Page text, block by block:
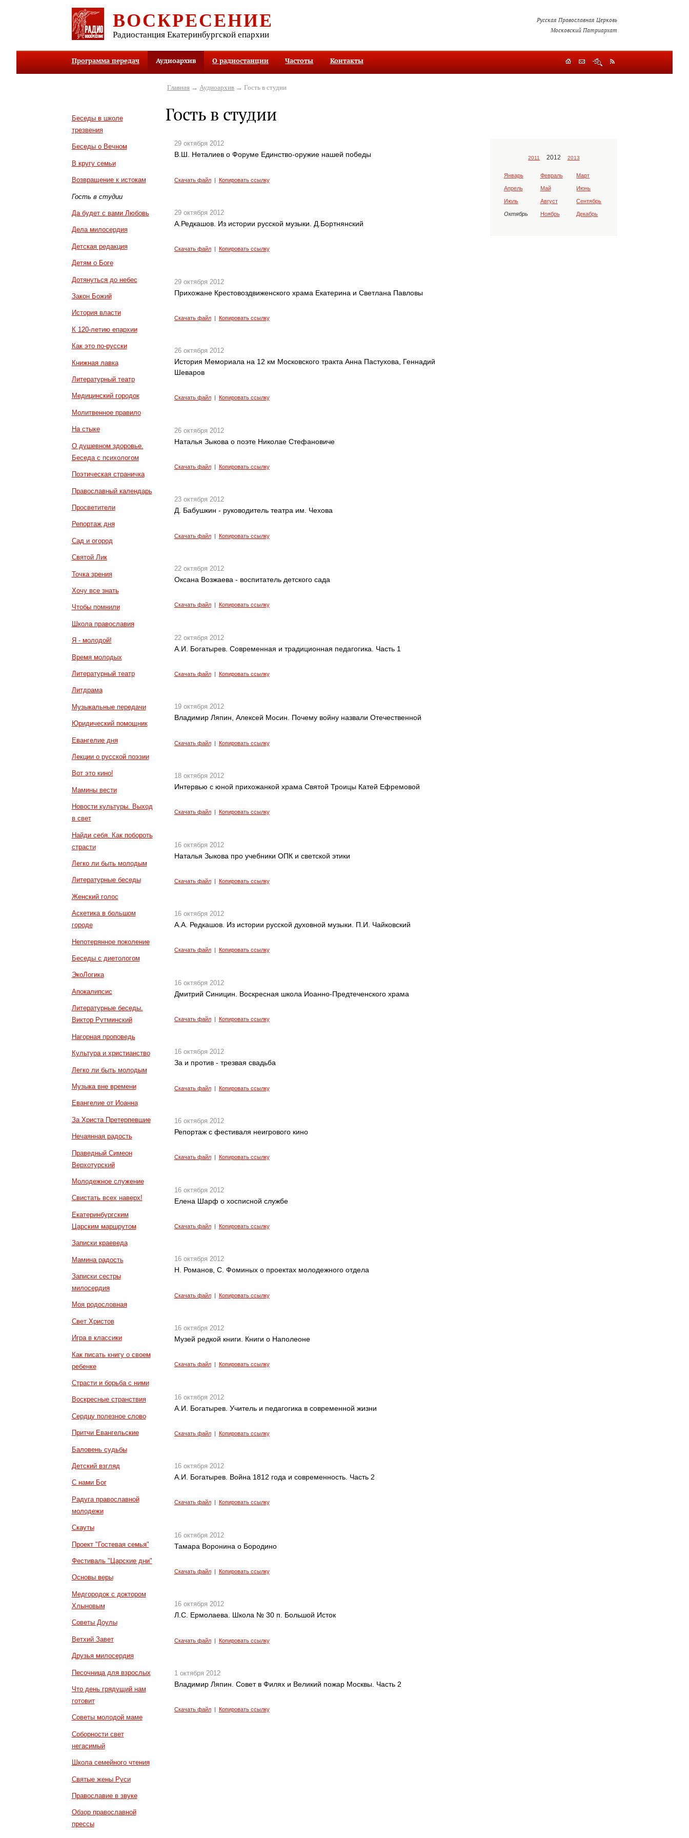
ВОСКРЕСЕНИЕ
Радиостанция Екатеринбургской епархии
Русская Православная Церковь
Московский Патриархат
Программа передач Аудиоархив О радиостанции Частоты Контакты
Беседы в школе
трезвения
Беседы о Вечном
В кругу семьи
Возвращение к истокам
Гость в студии
Да будет с вами Любовь
Дела милосердия
Детская редакция
Детям о Боге
Дотянуться до небес
Закон Божий
История власти
К 120-летию епархии
Как это по-русски
Книжная лавка
Литературный театр
Медицинский городок
Молитвенное правило
На стыке
О душевном здоровье.
Беседа с психологом
Поэтическая страничка
Православный календарь
Просветители
Репортаж дня
Сад и огород
Святой Лик
Точка зрения
Хочу все знать
Чтобы помнили
Школа православия
Я - молодой!
Время молодых
Литературный театр
Литдрама
Музыкальные передачи
Юридический помощник
Евангелие дня
Лекции о русской поэзии
Вот это кино!
Мамины вести
Новости культуры. Выход
в свет
Найди себя. Как побороть
страсти
Легко ли быть молодым
Литературные беседы
Женский голос
Аскетика в большом
городе
Непотерянное поколение
Беседы с диетологом
ЭкоЛогика
Апокалипсис
Литературные беседы.
Виктор Рутминский
Нагорная проповедь
Культура и христианство
Легко ли быть молодым
Музыка вне времени
Евангелие от Иоанна
За Христа Претерпевшие
Нечаянная радость
Праведный Симеон
Верхотурский
Молодежное служение
Свистать всех наверх!
Екатеринбургским
Царским маршрутом
Записки краеведа
Мамина радость
Записки сестры
милосердия
Моя родословная
Свет Христов
Игра в классики
Как писать книгу о своем
ребенке
Страсти и борьба с ними
Воскресные странствия
Сердцу полезное слово
Притчи Евангельские
Баловень судьбы
Детский взгляд
С нами Бог
Радуга православной
молодежи
Скауты
Проект "Гостевая семья"
Фестиваль "Царские дни"
Основы веры
Медгородок с доктором
Хлыновым
Советы Доулы
Ветхий Завет
Друзья милосердия
Песочница для взрослых
Что день грядущий нам
готовит
Советы молодой маме
Соборности свет
негасимый
Школа семейного чтения
Святые жены Руси
Православие в звуке
Обзор православной
прессы
Главная → Аудиоархив → Гость в студии
Гость в студии
29 октября 2012
В.Ш. Неталиев о Форуме Единство-оружие нашей победы
Скачать файл| Копировать ссылку
29 октября 2012
А.Редкашов. Из истории русской музыки. Д.Бортнянский
Скачать файл| Копировать ссылку
29 октября 2012
Прихожане Крестовоздвиженского храма Екатерина и Светлана Павловы
Скачать файл| Копировать ссылку
26 октября 2012
История Мемориала на 12 км Московского тракта Анна Пастухова, Геннадий
Шеваров
Скачать файл| Копировать ссылку
26 октября 2012
Наталья Зыкова о поэте Николае Стефановиче
Скачать файл| Копировать ссылку
23 октября 2012
Д. Бабушкин - руководитель театра им. Чехова
Скачать файл| Копировать ссылку
22 октября 2012
Оксана Возжаева - воспитатель детского сада
Скачать файл| Копировать ссылку
22 октября 2012
А.И. Богатырев. Современная и традиционная педагогика. Часть 1
Скачать файл| Копировать ссылку
19 октября 2012
Владимир Ляпин, Алексей Мосин. Почему войну назвали Отечественной
Скачать файл| Копировать ссылку
18 октября 2012
Интервью с юной прихожанкой храма Святой Троицы Катей Ефремовой
Скачать файл| Копировать ссылку
16 октября 2012
Наталья Зыкова про учебники ОПК и светской этики
Скачать файл| Копировать ссылку
16 октября 2012
А.А. Редкашов. Из истории русской духовной музыки. П.И. Чайковский
Скачать файл| Копировать ссылку
16 октября 2012
Дмитрий Синицин. Воскресная школа Иоанно-Предтеченского храма
Скачать файл| Копировать ссылку
16 октября 2012
За и против - трезвая свадьба
Скачать файл| Копировать ссылку
16 октября 2012
Репортаж с фестиваля неигрового кино
Скачать файл| Копировать ссылку
16 октября 2012
Елена Шарф о хосписной службе
Скачать файл| Копировать ссылку
16 октября 2012
Н. Романов, С. Фоминых о проектах молодежного отдела
Скачать файл| Копировать ссылку
16 октября 2012
Музей редкой книги. Книги о Наполеоне
Скачать файл| Копировать ссылку
16 октября 2012
А.И. Богатырев. Учитель и педагогика в современной жизни
Скачать файл| Копировать ссылку
16 октября 2012
А.И. Богатырев. Война 1812 года и современность. Часть 2
Скачать файл| Копировать ссылку
16 октября 2012
Тамара Воронина о Бородино
Скачать файл| Копировать ссылку
16 октября 2012
Л.С. Ермолаева. Школа № 30 п. Большой Исток
Скачать файл| Копировать ссылку
1 октября 2012
Владимир Ляпин. Совет в Филях и Великий пожар Москвы. Часть 2
Скачать файл| Копировать ссылку
2011 2012 2013
Январь Февраль Март
Апрель Май Июнь
Июль Август Сентябрь
Октябрь Ноябрь Декабрь